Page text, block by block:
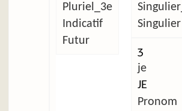
Pluriel_3e
Indicatif
Futur
Singulier
ʒ
je
JE
Pronom